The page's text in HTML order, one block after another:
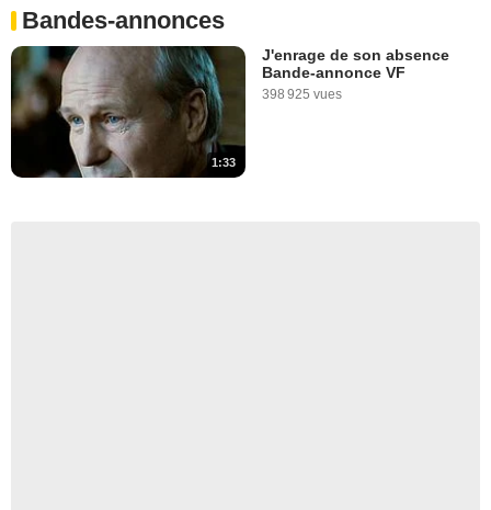
Bandes-annonces
1:33
J'enrage de son absence
Bande-annonce VF
398 925 vues